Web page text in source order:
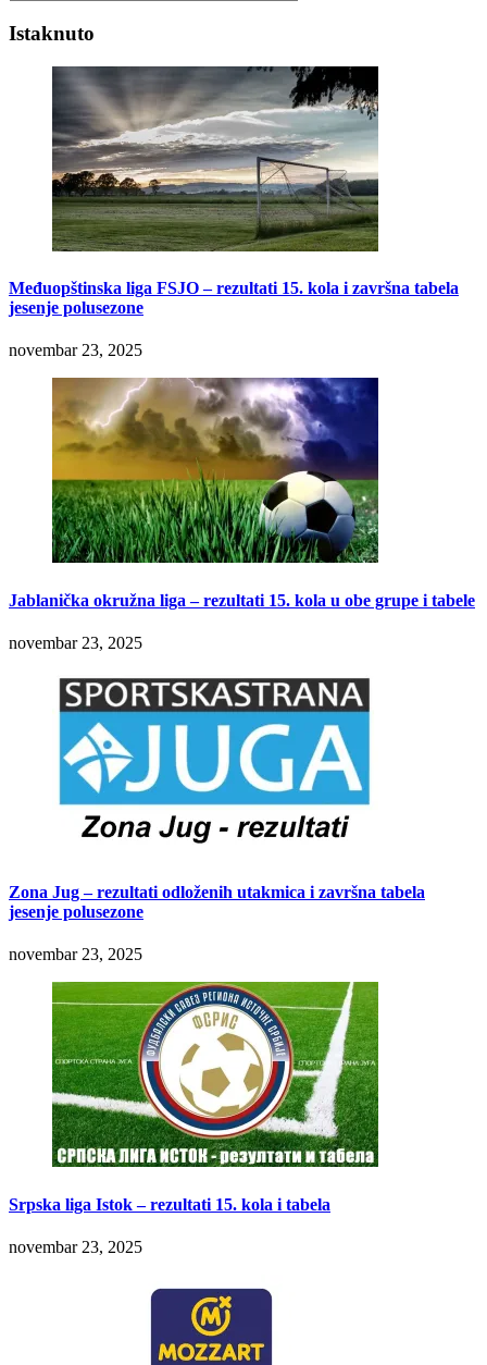
Istaknuto
Međuopštinska liga FSJO – rezultati 15. kola i završna tabela
jesenje polusezone
novembar 23, 2025
Jablanička okružna liga – rezultati 15. kola u obe grupe i tabele
novembar 23, 2025
Zona Jug – rezultati odloženih utakmica i završna tabela
jesenje polusezone
novembar 23, 2025
Srpska liga Istok – rezultati 15. kola i tabela
novembar 23, 2025